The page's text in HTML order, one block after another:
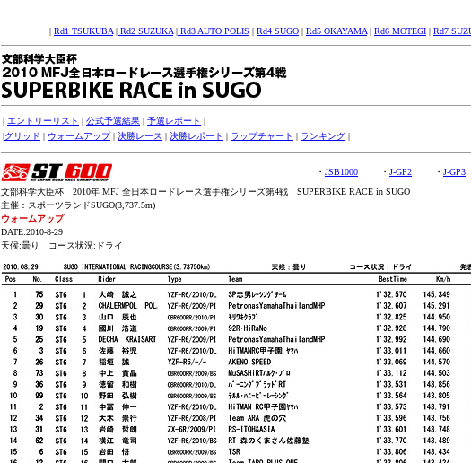
| Rd1 TSUKUBA | Rd2 SUZUKA | Rd3 AUTO POLIS | Rd4 SUGO | Rd5 OKAYAMA | Rd6 MOTEGI | Rd7
| エントリーリスト | 公式予選結果 | 予選レポート |
|グリッド | ウォームアップ| 決勝レース | 決勝レポート | ラップチャート | ランキング |
・ JSB1000 ・ J-GP2 ・ J-GP3
文部科学大臣杯 2010年 MFJ 全日本ロードレース選手権シリーズ第4戦 SUPERBIKE RACE in SUGO
主催：スポーツランドSUGO(3,737.5m)
ウォームアップ
DATE:2010-8-29
天候:曇り コース状況:ドライ